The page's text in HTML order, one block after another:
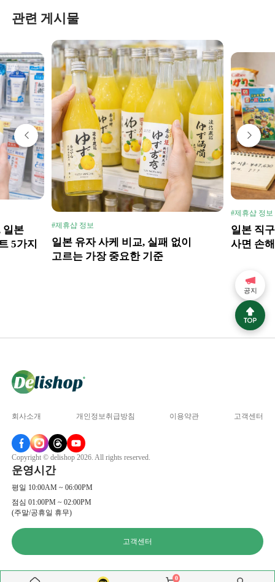
관련 게시물
일본
5가지
#제휴샵 정보
일본 유자 사케 비교, 실패 없이
고르는 가장 중요한 기준
#제휴샵 정보
일본 직
사면 손
회사소개 개인정보취급방침 이용약관 고객센터
Copyright © delishop 2026. All rights reserved.
운영시간
평일 10:00AM ~ 06:00PM
점심 01:00PM ~ 02:00PM
(주말/공휴일 휴무)
고객센터
공지
0